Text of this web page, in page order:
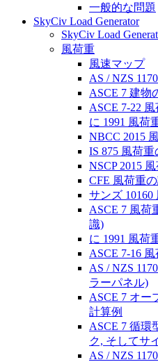
一般的な問題
SkyCiv Load Generator
SkyCiv Load
風荷重
風速マップ
AS / NZS
ASCE 7 建物
ASCE 7-22
に 1991 風荷
NBCC 2015
IS 875 風荷
NSCP 2015
CFE 風荷重
サンズ
ASCE 7 風荷
識)
に 1991 風荷
ASCE 7-16
AS / NZS
ラーパネル)
ASCE 7 オー
計算例
ASCE 7 循環
ク, そしてサ
AS / NZS